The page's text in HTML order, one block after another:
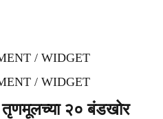
/ WIDGET
/ WIDGET
२० बंडखोर